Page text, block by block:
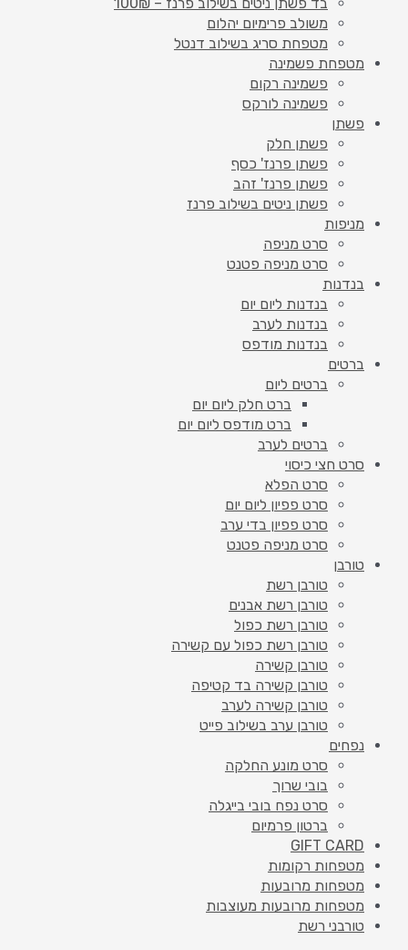
משולב פרימיום יהלום
מטפחת סריג בשילוב דנטל
מטפחת פשמינה
פשמינה רקום
פשמינה לורקס
פשתן
פשתן חלק
פשתן פרנז' כסף
פשתן פרנז' זהב
פשתן ניטים בשילוב פרנז
מניפות
סרט מניפה
סרט מניפה פטנט
בנדנות
בנדנות ליום יום
בנדנות לערב
בנדנות מודפס
ברטים
ברטים ליום
ברט חלק ליום יום
ברט מודפס ליום יום
ברטים לערב
סרט חצי כיסוי
סרט הפלא
סרט פפיון ליום יום
סרט פפיון בדי ערב
סרט מניפה פטנט
טורבן
טורבן רשת
טורבן רשת אבנים
טורבן רשת כפול
טורבן רשת כפול עם קשירה
טורבן קשירה
טורבן קשירה בד קטיפה
טורבן קשירה לערב
טורבן ערב בשילוב פייט
נפחים
סרט מונע החלקה
בובי שרוך
סרט נפח בובי בייגלה
ברטון פרמיום
GIFT CARD
מטפחות רקומות
מטפחות מרובעות
מטפחות מרובעות מעוצבות
טורבני רשת